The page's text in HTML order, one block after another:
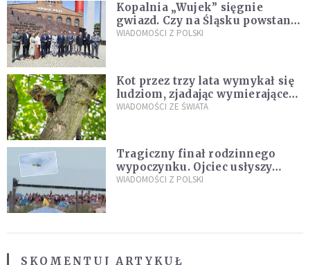
Kopalnia „Wujek” sięgnie
gwiazd. Czy na Śląsku powstanie
„Dolina Krzemowa”?
WIADOMOŚCI Z POLSKI
Kot przez trzy lata wymykał się
ludziom, zjadając wymierające
kaczki. W końcu popełnił
WIADOMOŚCI ZE ŚWIATA
Tragiczny finał rodzinnego
wypoczynku. Ojciec usłyszy
zarzuty
WIADOMOŚCI Z POLSKI
SKOMENTUJ ARTYKUŁ